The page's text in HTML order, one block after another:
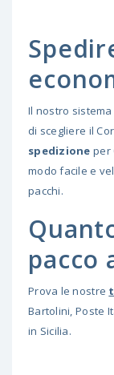
Il nostro
di scegliere il
spedizione per
modo facile e
pacchi.
pacco
Prova le nostre
Bartolini, Poste
in Sicilia.